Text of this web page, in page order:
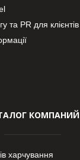
та PR для клієнтів
КОМПАНИЙ
харчування